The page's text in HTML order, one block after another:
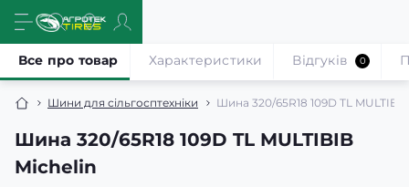
Шини для сільгосптехніки Шина 320/65R18 109D TL
Шина 320/65R18 109D TL MULTIBIB
Michelin
Все про товар Характеристики Відгуків 0